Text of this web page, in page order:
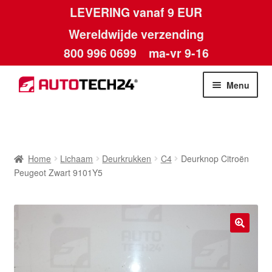
LEVERING vanaf 9 EUR
Wereldwijde verzending
800 996 0699 ma-vr 9-16
Ga
door
Ga
naar
Menu
Home Lichaam Deurkrukken C4
Deurknop Citroën
Peugeot Zwart 9101Y5